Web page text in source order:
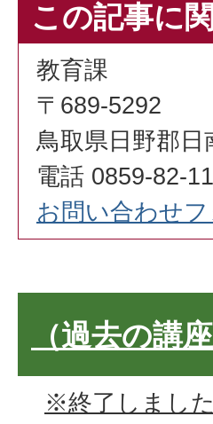
この記事に
教育課
〒689-5292
鳥取県日野郡日
電話 0859-82-
お問い合わせ
（過去の講
※終了しまし